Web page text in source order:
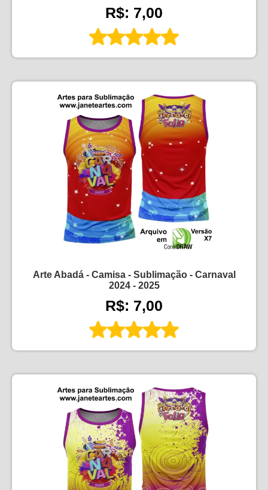
R$: 7,00
Arte Abadá - Camisa - Sublimação - Carnaval
2024 - 2025
R$: 7,00